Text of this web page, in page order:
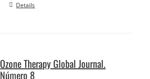
Details
Ozone Therapy Global Journal.
Número 8